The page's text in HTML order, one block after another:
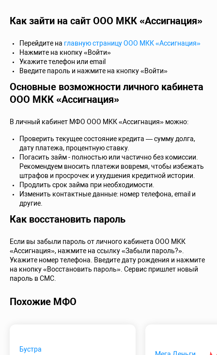
Как зайти на сайт ООО МКК «Ассигнация»
Перейдите на главную страницу ООО МКК «Ассигнация»
Нажмите на кнопку «Войти»
Укажите телефон или email
Введите пароль и нажмите на кнопку «Войти»
Основные возможности личного кабинета
ООО МКК «Ассигнация»
В личный кабинет МФО ООО МКК «Ассигнация» можно:
Проверить текущее состояние кредита — сумму долга,
дату платежа, процентную ставку.
Погасить займ - полностью или частично без комиссии.
Рекомендуем вносить платежи вовремя, чтобы избежать
штрафов и просрочек и ухудшения кредитной истории.
Продлить срок займа при необходимости.
Изменить контактные данные: номер телефона, email и
другие.
Как восстановить пароль
Если вы забыли пароль от личного кабинета ООО МКК
«Ассигнация», нажмите на ссылку «Забыли пароль?».
Укажите номер телефона. Введите дату рождения и нажмите
на кнопку «Восстановить пароль». Сервис пришлет новый
пароль в СМС.
Похожие МФО
Бустра